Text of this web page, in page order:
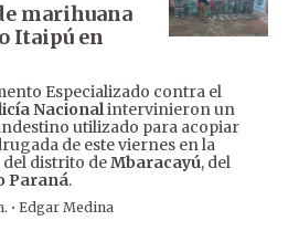
marihuana
Itaipú en
Especializado contra el
Nacionalintervinieron un
utilizado para acopiar
de este viernes en la
del distrito deMbaracayú, del
Paraná.
· Edgar Medina